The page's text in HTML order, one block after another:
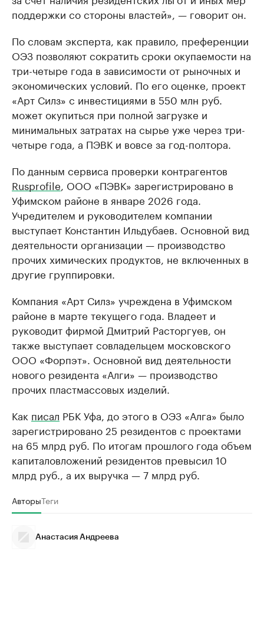
поддержки со стороны властей», — говорит он.
По словам эксперта, как правило, преференции
ОЭЗ позволяют сократить сроки окупаемости на
три-четыре года в зависимости от рыночных и
экономических условий. По его оценке, проект
«Арт Силз» с инвестициями в 550 млн руб.
может окупиться при полной загрузке и
минимальных затратах на сырье уже через три-
четыре года, а ПЭВК и вовсе за год-полтора.
По данным сервиса проверки контрагентов
Rusprofile , ООО «ПЭВК» зарегистрировано в
Уфимском районе в январе 2026 года.
Учредителем и руководителем компании
выступает Константин Ильдубаев. Основной вид
деятельности организации — производство
прочих химических продуктов, не включенных в
другие группировки.
Компания «Арт Силз» учреждена в Уфимском
районе в марте текущего года. Владеет и
руководит фирмой Дмитрий Расторгуев, он
также выступает совладельцем московского
ООО «Форпэт». Основной вид деятельности
нового резидента «Алги» — производство
прочих пластмассовых изделий.
Как писал РБК Уфа, до этого в ОЭЗ «Алга» было
зарегистрировано 25 резидентов с проектами
на 65 млрд руб. По итогам прошлого года объем
капиталовложений резидентов превысил 10
млрд руб., а их выручка — 7 млрд руб.
АвторыТеги
Анастасия Андреева